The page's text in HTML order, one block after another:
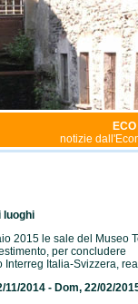
notizie
luoghi
2015 le sale del Museo
per concludere
Interreg Italia-Svizzera,
11/2014 - Dom, 22/02/